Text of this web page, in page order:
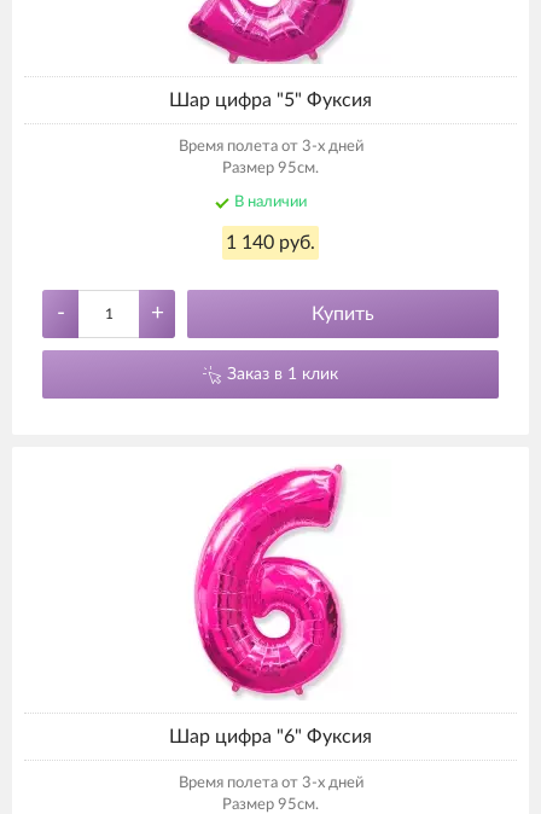
Шар цифра "5" Фуксия
Время полета от 3-х дней
Размер 95см.
В наличии
1 140 руб.
- + Купить
Заказ в 1 клик
Шар цифра "6" Фуксия
Время полета от 3-х дней
Размер 95см.